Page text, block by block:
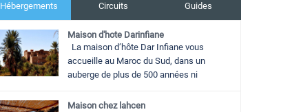
Hébergements Circuits Guides
Maison d'hote Darinfiane
La maison d’hôte Dar Infiane vous
accueille au Maroc du Sud, dans un
auberge de plus de 500 années ni
Maison chez lahcen